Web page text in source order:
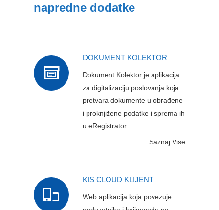
napredne dodatke
DOKUMENT KOLEKTOR
Dokument Kolektor je aplikacija
za digitalizaciju poslovanja koja
pretvara dokumente u obrađene
i proknjižene podatke i sprema ih
u eRegistrator.
Saznaj Više
KIS CLOUD KLIJENT
Web aplikacija koja povezuje